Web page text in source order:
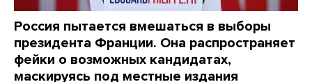
Россия пытается вмешаться в выборы
президента Франции. Она распространяет
фейки о возможных кандидатах,
маскируясь под местные издания